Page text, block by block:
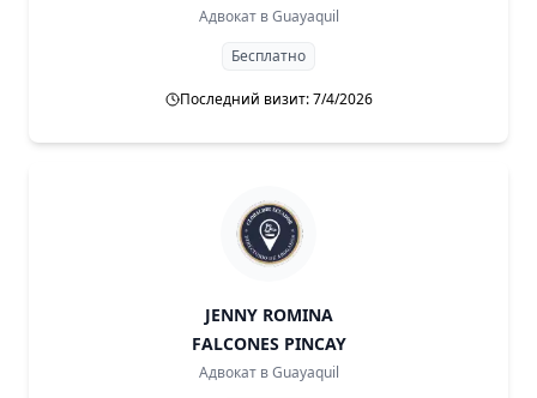
Адвокат в Guayaquil
Бесплатно
Последний визит: 7/4/2026
JENNY ROMINA
FALCONES PINCAY
Адвокат в Guayaquil